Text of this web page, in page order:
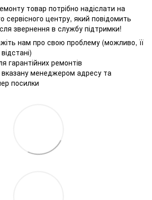
товар потрібно надіслати на
сервісного центру, який повідомить
звернення в службу підтримки!
нам про свою проблему (можливо, її
гарантійних ремонтів
вказану менеджером адресу та
посилки